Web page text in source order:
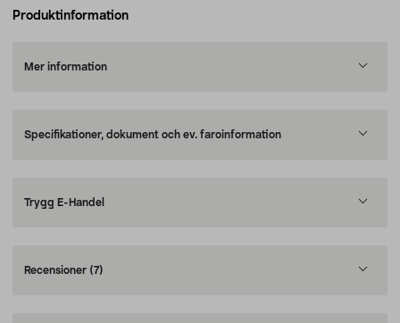
Produktinformation
Mer information
Specifikationer, dokument och ev. faroinformation
Trygg E-Handel
Recensioner (7)